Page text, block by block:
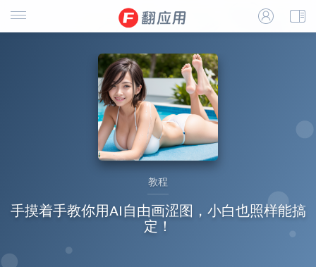
教程
手摸着手教你用AI自由画涩图，小白也照样能搞
定！